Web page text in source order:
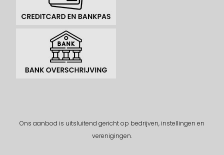
Ons aanbod is uitsluitend gericht op bedrijven, instellingen en
verenigingen.